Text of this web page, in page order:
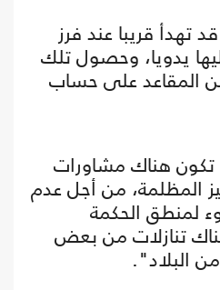
تهدأ قريبا عند فرز
يدويا، وحصول تلك
المقاعد على حساب
هناك مشاورات
المظلمة، من أجل عدم
لمنطق الحكمة
تنازلات من بعض
البلاد".